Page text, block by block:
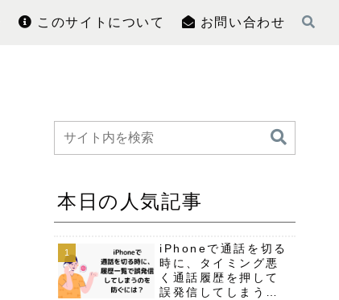
このサイトについて お問い合わせ
本日の人気記事
iPhoneで通話を切る
時に、タイミング悪
く通話履歴を押して
誤発信してしまう事